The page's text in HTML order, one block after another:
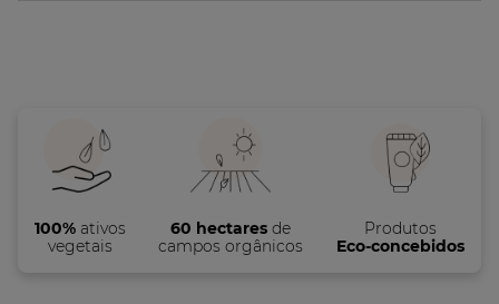
100%ativos
vegetais
60 hectares de
campos orgânicos
Produtos
Eco-concebidos